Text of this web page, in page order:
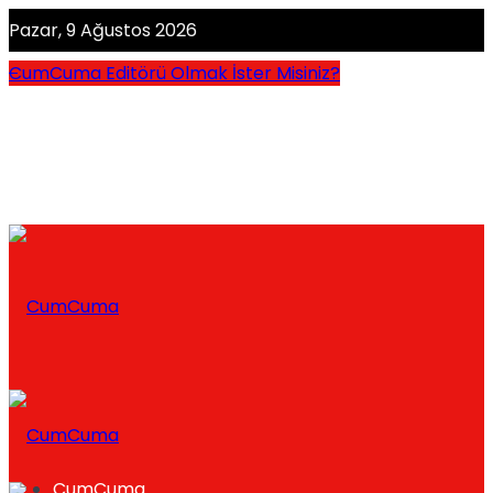
Pazar, 9 Ağustos 2026
CumCuma Editörü Olmak İster Misiniz?